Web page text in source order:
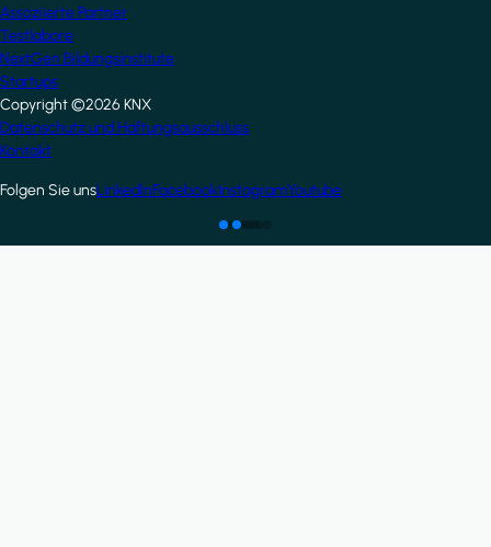
Assoziierte Partner
Testlabore
NextGen Bildungsinstitute
Startups
Copyright ©2026 KNX
Footer
Datenschutz und Haftungsausschluss
Kontakt
Folgen Sie unsLinkedInFacebookInstagramYoutube